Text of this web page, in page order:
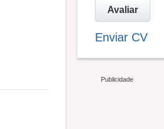
Avaliar
Enviar CV